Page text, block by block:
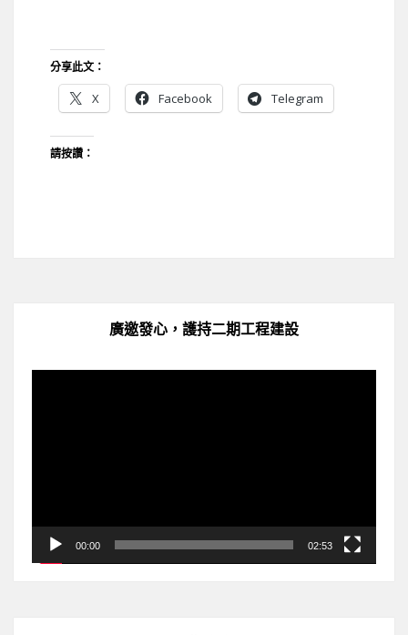
分享此文：
X Facebook Telegram
請按讚：
廣邀發心，護持二期工程建設
00:00 02:53